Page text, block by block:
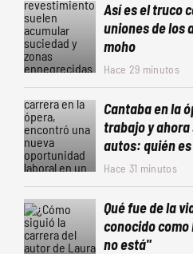
Así es el truco
uniones de los
moho
Hace 29 minutos
Cantaba en la
trabajo y
autos: quién es
Hace 31 minutos
Qué fue de la
conocido
no está"